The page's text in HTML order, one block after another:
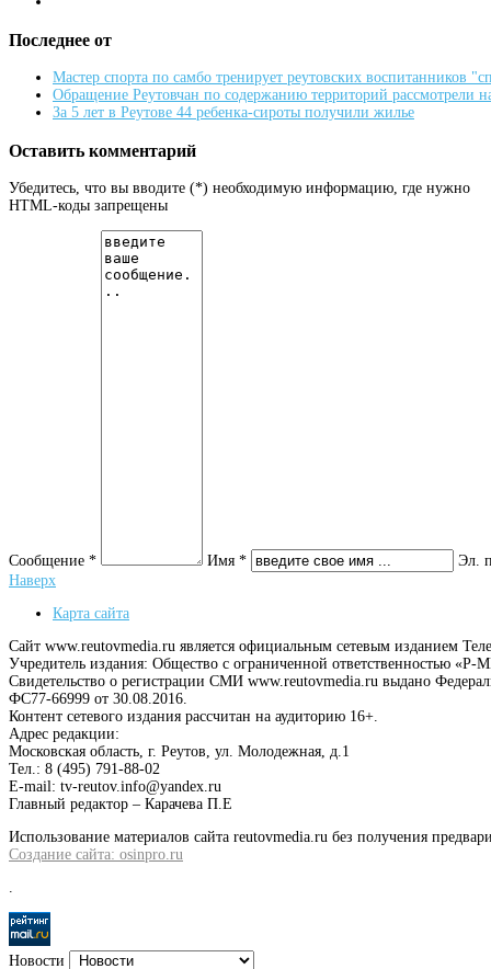
Последнее от
Мастер спорта по самбо тренирует реутовских воспитанников
Обращение Реутовчан по содержанию территорий рассмотрели
За 5 лет в Реутове 44 ребенка-сироты получили жилье
Оставить комментарий
Убедитесь, что вы вводите (*) необходимую информацию, где нужно
HTML-коды запрещены
Сообщение * Имя *
Эл.
Наверх
Карта сайта
Сайт www.reutovmedia.ru является официальным сетевым изданием
Учредитель издания: Общество с ограниченной ответственностью
Свидетельство о регистрации СМИ www.reutovmedia.ru выдано
ФС77-66999 от 30.08.2016.
Контент сетевого издания рассчитан на аудиторию 16+.
Адрес редакции:
Московская область, г. Реутов, ул. Молодежная, д.1
Тел.: 8 (495) 791-88-02
E-mail: tv-reutov.info@yandex.ru
Главный редактор – Карачева П.Е
Использование материалов сайта reutovmedia.ru без получения
Создание сайта: osinpro.ru
Новости